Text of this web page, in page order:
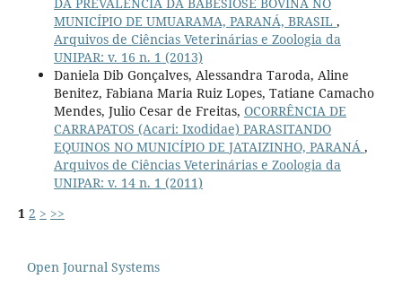
DA PREVALÊNCIA DA BABESIOSE BOVINA NO
MUNICÍPIO DE UMUARAMA, PARANÁ, BRASIL ,
Arquivos de Ciências Veterinárias e Zoologia da
UNIPAR: v. 16 n. 1 (2013)
Daniela Dib Gonçalves, Alessandra Taroda, Aline
Benitez, Fabiana Maria Ruiz Lopes, Tatiane Camacho
Mendes, Julio Cesar de Freitas, OCORRÊNCIA DE
CARRAPATOS (Acari: Ixodidae) PARASITANDO
EQUINOS NO MUNICÍPIO DE JATAIZINHO, PARANÁ ,
Arquivos de Ciências Veterinárias e Zoologia da
UNIPAR: v. 14 n. 1 (2011)
1 2 > >>
Open Journal Systems